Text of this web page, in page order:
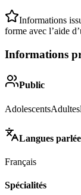
Informations
forme avec l’aide
Informations
Public
AdolescentsAdultes
Langues
Français
Spécialités